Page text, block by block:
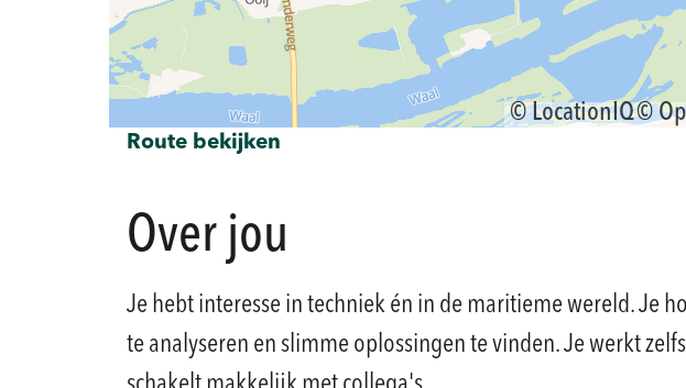
© LocationIQ©
Route bekijken
Over jou
Je hebt interesse in techniek én in de maritieme wereld. Je
te analyseren en slimme oplossingen te vinden. Je werkt